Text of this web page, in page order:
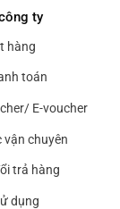
ty
hàng
toán
E-voucher
chuyên
trả hàng
dụng